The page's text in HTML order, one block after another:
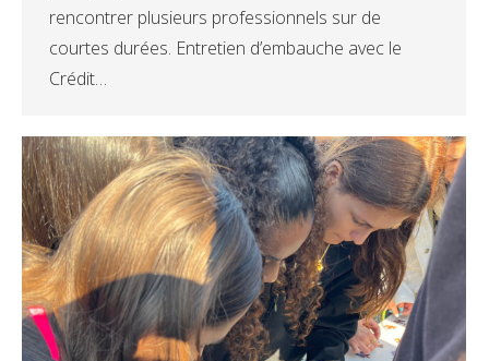
rencontrer plusieurs professionnels sur de
courtes durées. Entretien d’embauche avec le
Crédit…